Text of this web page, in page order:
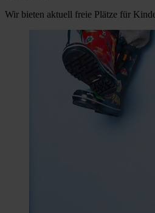
Wir bieten aktuell freie Plätze für